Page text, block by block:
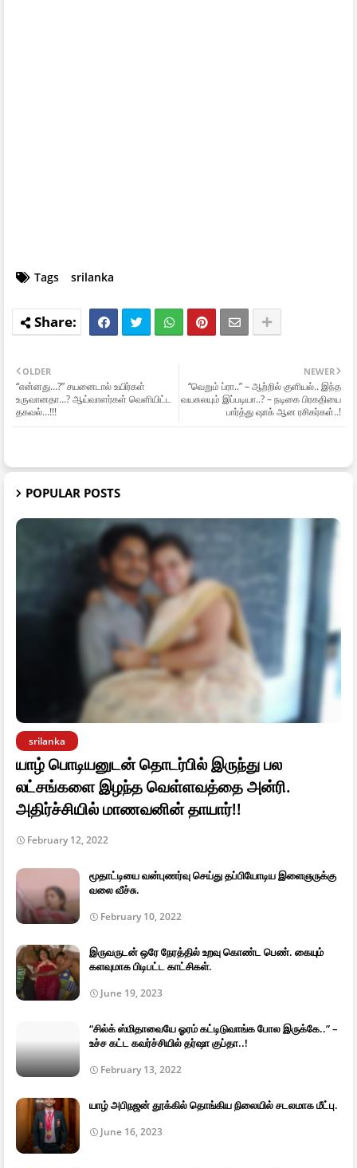
Tags srilanka
NEWER
“வெறும் ப்ரா..” – ஆற்றில் குளியல்.. இந்த
வயசுலயும் இப்படியா..? – நடிகை பிரகதியை
பார்த்து ஷாக் ஆன ரசிகர்கள்..!
OLDER
“என்னது…?” சயனைடால் உயிர்கள்
உருவானதா…? ஆய்வாளர்கள் வெளியிட்ட
தகவல்…!!!
POPULAR POSTS
srilanka
யாழ் பொடியனுடன் தொடர்பில் இருந்து பல
லட்சங்களை இழந்த வெள்ளவத்தை அன்ரி.
அதிர்ச்சியில் மாணவனின் தாயார்!!
February 12, 2022
மூதாட்டியை வன்புணர்வு செய்து தப்பியோடிய இளைஞருக்கு
வலை வீச்சு.
February 10, 2022
இருவருடன் ஒரே நேரத்தில் உறவு கொண்ட பெண். கையும்
களவுமாக பிடிபட்ட காட்சிகள்.
June 19, 2023
“சில்க் ஸ்மிதாவையே ஓரம் கட்டிடுவாங்க போல இருக்கே..” –
உச்ச கட்ட கவர்ச்சியில் தர்ஷா குப்தா..!
February 13, 2022
யாழ் அபிநஜன் தூக்கில் தொங்கிய நிலையில் சடலமாக மீட்பு.
June 16, 2023